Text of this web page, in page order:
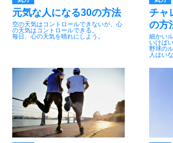
元気な人になる30の方法
空の天気はコントロールできないが、心
の天気はコントロールできる。
毎日、心の天気を晴れにしよう。
チャ
の方
細かい
いけばい
野球の
人はいな